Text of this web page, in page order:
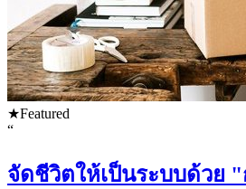
★Featured
“
จัดชีวิตให้เป็นระบบด้วย "